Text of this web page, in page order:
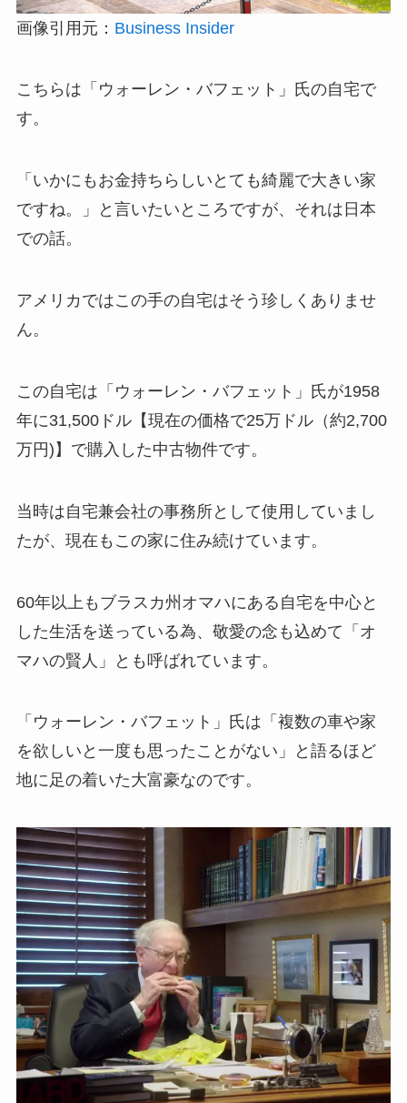
画像引用元： Business Insider
こちらは「ウォーレン・バフェット」氏の自宅で
す。
「いかにもお金持ちらしいとても綺麗で大きい家
ですね。」と言いたいところですが、それは日本
での話。
アメリカではこの手の自宅はそう珍しくありませ
ん。
この自宅は「ウォーレン・バフェット」氏が1958
年に31,500ドル【現在の価格で25万ドル（約2,700
万円)】で購入した中古物件です。
当時は自宅兼会社の事務所として使用していまし
たが、現在もこの家に住み続けています。
60年以上もブラスカ州オマハにある自宅を中心と
した生活を送っている為、敬愛の念も込めて「オ
マハの賢人」とも呼ばれています。
「ウォーレン・バフェット」氏は「複数の車や家
を欲しいと一度も思ったことがない」と語るほど
地に足の着いた大富豪なのです。